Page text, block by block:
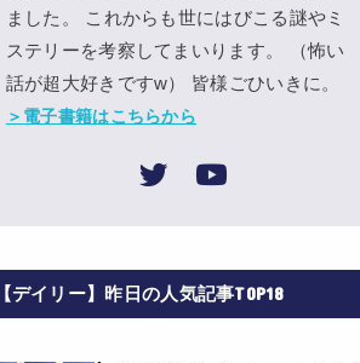
ました。 これからも世にはびこる謎やミ
ステリーを考察してまいります。 （怖い
話が超大好きですw） 皆様ごひいきに。
＞電子書籍はこちらから
【デイリー】昨日の人気記事TOP18